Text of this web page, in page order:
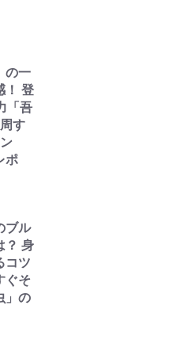
の一
！ 登
「吾
す
ポ
ブル
？ 身
コツ
ぐそ
」の